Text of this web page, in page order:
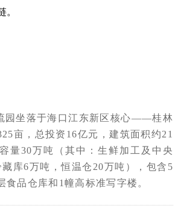
。
园坐落于海口江东新区核心——桂林
亩，总投资16亿元，建筑面积约21
量30万吨（其中：生鲜加工及中央
库6万吨，恒温仓20万吨），包含5
食品仓库和1幢高标准写字楼。